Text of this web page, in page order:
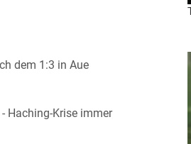
dem 1:3 in Aue
Haching-Krise immer